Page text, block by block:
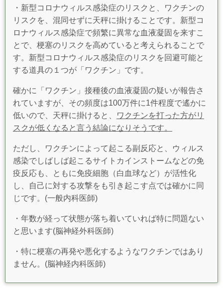
・新型コロナウィルス感染症のリスクと、ワクチンの
リスクを、混同せずに天秤に掛けることです。 新型コ
ロナウィルス感染症で頻繁に異常な血液凝固を来すこ
とで、梗塞のリスクを高めていると考えられることで
す。 新型コロナウィルス感染症のリスクを回避可能と
する道具の１つが「ワクチン」です。
確かに「ワクチン」接種後の血液凝固の疑いが報告さ
れていますが、その頻度は100万件に1件程度で遙かに
低いので、天秤に掛けると、
ワクチンを打った方がリ
スクが低くなると言う結論になりそうです。
ただし、ワクチンによって起こる副反応と、ウィルス
感染でしばしば起こるサイトカインストームなどの免
疫反応も、ともに免疫細胞（白血球など）が活性化
し、自己に対する攻撃をも引き起こす点では確かに同
じです。(一般内科医師)
・年数が経って状態が落ち着いていれば特に問題ない
と思います(脳神経外科医師)
・特に梗塞の再発や悪化するようなワクチンではあり
ません。 (脳神経内科医師)